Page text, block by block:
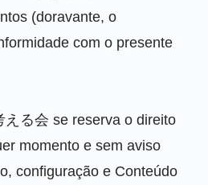
(doravante, o
com o presente
える会 se reserva o direito
momento e sem aviso
configuração e Conteúdo